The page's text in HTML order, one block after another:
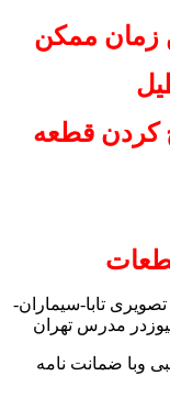
زمان ممکن
کردن قطعه
تابا-سیماران-
مدرس تهران
وبا ضمانت نامه